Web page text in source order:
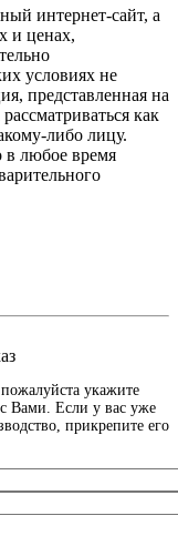
интернет-сайт, а
и ценах,
условиях не
представленная на
как
либо лицу.
в любое время
укажите
Вами. Если у вас уже
прикрепите его